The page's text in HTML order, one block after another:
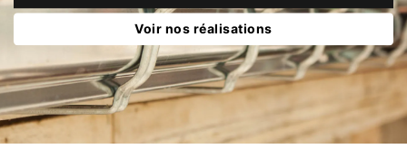
Voir nos réalisations